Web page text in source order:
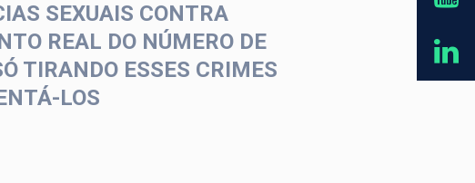
SEXUAIS CONTRA
REAL DO NÚMERO DE
TIRANDO ESSES CRIMES
LOS